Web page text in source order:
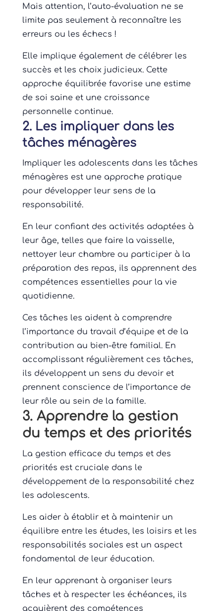
Mais attention, l’auto-évaluation ne se
limite pas seulement à reconnaître les
erreurs ou les échecs !
Elle implique également de célébrer les
succès et les choix judicieux. Cette
approche équilibrée favorise une estime
de soi saine et une croissance
personnelle continue.
2. Les impliquer dans les
tâches ménagères
Impliquer les adolescents dans les tâches
ménagères est une approche pratique
pour développer leur sens de la
responsabilité.
En leur confiant des activités adaptées à
leur âge, telles que faire la vaisselle,
nettoyer leur chambre ou participer à la
préparation des repas, ils apprennent des
compétences essentielles pour la vie
quotidienne.
Ces tâches les aident à comprendre
l’importance du travail d’équipe et de la
contribution au bien-être familial. En
accomplissant régulièrement ces tâches,
ils développent un sens du devoir et
prennent conscience de l’importance de
leur rôle au sein de la famille.
3. Apprendre la gestion
du temps et des priorités
La gestion efficace du temps et des
priorités est cruciale dans le
développement de la responsabilité chez
les adolescents.
Les aider à établir et à maintenir un
équilibre entre les études, les loisirs et les
responsabilités sociales est un aspect
fondamental de leur éducation.
En leur apprenant à organiser leurs
tâches et à respecter les échéances, ils
acquièrent des compétences